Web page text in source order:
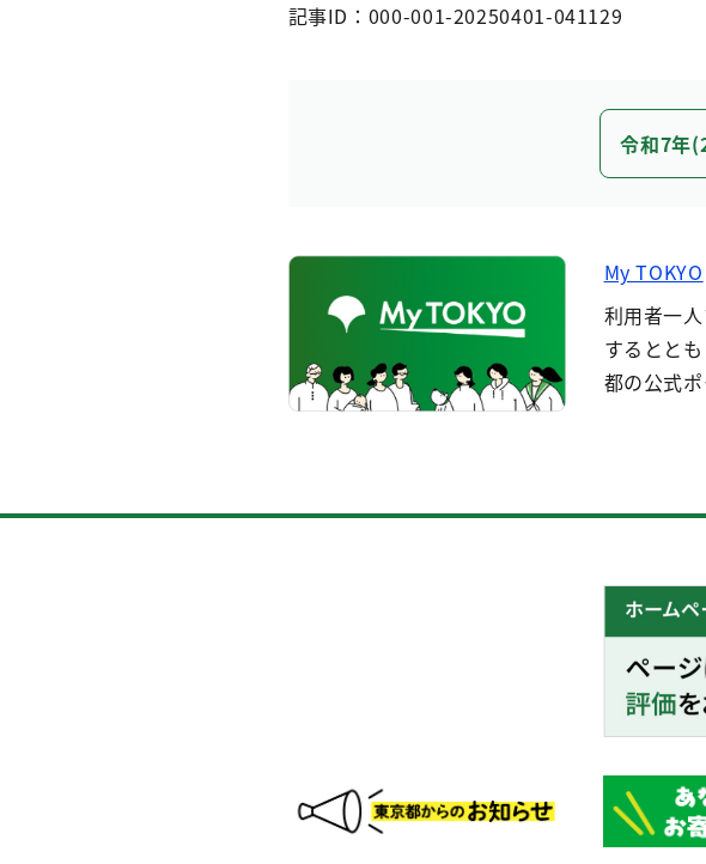
記事ID：000-001-20250401-041129
令和7年
My TOKYO
利用者一
するとと
都の公式ポ